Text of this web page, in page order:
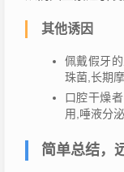
其他诱因
佩戴假牙
珠菌,长期
口腔干燥
用,唾液分
简单总结，